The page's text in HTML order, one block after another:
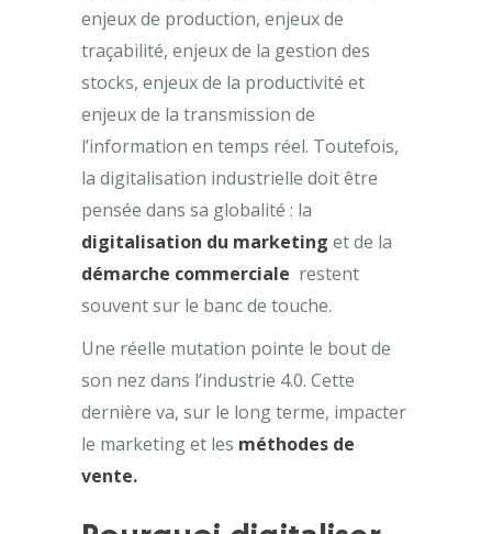
enjeux de production, enjeux de
traçabilité, enjeux de la gestion des
stocks, enjeux de la productivité et
enjeux de la transmission de
l’information en temps réel. Toutefois,
la digitalisation industrielle doit être
pensée dans sa globalité : la
digitalisation du marketing et de la
démarche commerciale restent
souvent sur le banc de touche.
Une réelle mutation pointe le bout de
son nez dans l’industrie 4.0. Cette
dernière va, sur le long terme, impacter
le marketing et les méthodes de
vente.